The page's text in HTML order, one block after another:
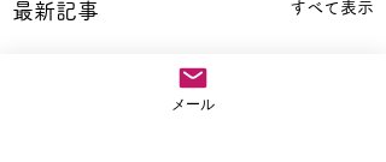
最新記事 すべて表示
メール